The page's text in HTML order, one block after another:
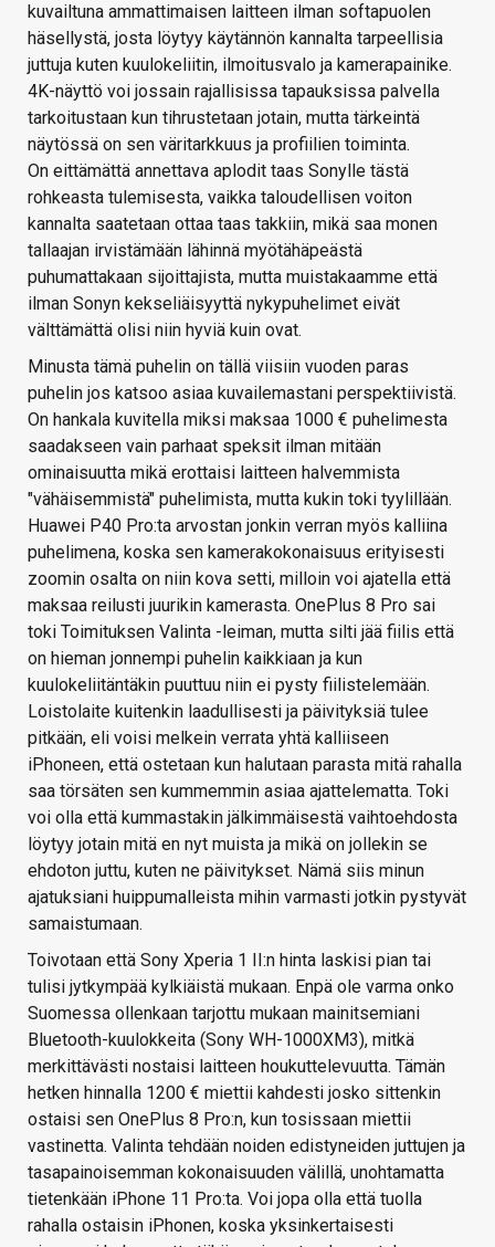
kuvailtuna ammattimaisen laitteen ilman softapuolen
häsellystä, josta löytyy käytännön kannalta tarpeellisia
juttuja kuten kuulokeliitin, ilmoitusvalo ja kamerapainike.
4K-näyttö voi jossain rajallisissa tapauksissa palvella
tarkoitustaan kun tihrustetaan jotain, mutta tärkeintä
näytössä on sen väritarkkuus ja profiilien toiminta.
On eittämättä annettava aplodit taas Sonylle tästä
rohkeasta tulemisesta, vaikka taloudellisen voiton
kannalta saatetaan ottaa taas takkiin, mikä saa monen
tallaajan irvistämään lähinnä myötähäpeästä
puhumattakaan sijoittajista, mutta muistakaamme että
ilman Sonyn kekseliäisyyttä nykypuhelimet eivät
välttämättä olisi niin hyviä kuin ovat.
Minusta tämä puhelin on tällä viisiin vuoden paras
puhelin jos katsoo asiaa kuvailemastani perspektiivistä.
On hankala kuvitella miksi maksaa 1000 € puhelimesta
saadakseen vain parhaat speksit ilman mitään
ominaisuutta mikä erottaisi laitteen halvemmista
"vähäisemmistä" puhelimista, mutta kukin toki tyylillään.
Huawei P40 Pro:ta arvostan jonkin verran myös kalliina
puhelimena, koska sen kamerakokonaisuus erityisesti
zoomin osalta on niin kova setti, milloin voi ajatella että
maksaa reilusti juurikin kamerasta. OnePlus 8 Pro sai
toki Toimituksen Valinta -leiman, mutta silti jää fiilis että
on hieman jonnempi puhelin kaikkiaan ja kun
kuulokeliitäntäkin puuttuu niin ei pysty fiilistelemään.
Loistolaite kuitenkin laadullisesti ja päivityksiä tulee
pitkään, eli voisi melkein verrata yhtä kalliiseen
iPhoneen, että ostetaan kun halutaan parasta mitä rahalla
saa törsäten sen kummemmin asiaa ajattelematta. Toki
voi olla että kummastakin jälkimmäisestä vaihtoehdosta
löytyy jotain mitä en nyt muista ja mikä on jollekin se
ehdoton juttu, kuten ne päivitykset. Nämä siis minun
ajatuksiani huippumalleista mihin varmasti jotkin pystyvät
samaistumaan.
Toivotaan että Sony Xperia 1 II:n hinta laskisi pian tai
tulisi jytkympää kylkiäistä mukaan. Enpä ole varma onko
Suomessa ollenkaan tarjottu mukaan mainitsemiani
Bluetooth-kuulokkeita (Sony WH-1000XM3), mitkä
merkittävästi nostaisi laitteen houkuttelevuutta. Tämän
hetken hinnalla 1200 € miettii kahdesti josko sittenkin
ostaisi sen OnePlus 8 Pro:n, kun tosissaan miettii
vastinetta. Valinta tehdään noiden edistyneiden juttujen ja
tasapainoisemman kokonaisuuden välillä, unohtamatta
tietenkään iPhone 11 Pro:ta. Voi jopa olla että tuolla
rahalla ostaisin iPhonen, koska yksinkertaisesti